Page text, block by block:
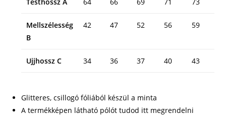
Mellszélesség
B
42 47 52 56 59
Ujjhossz C 34 36 37 40 43
Glitteres, csillogó fóliából készül a minta
A termékképen látható pólót tudod itt megrendelni